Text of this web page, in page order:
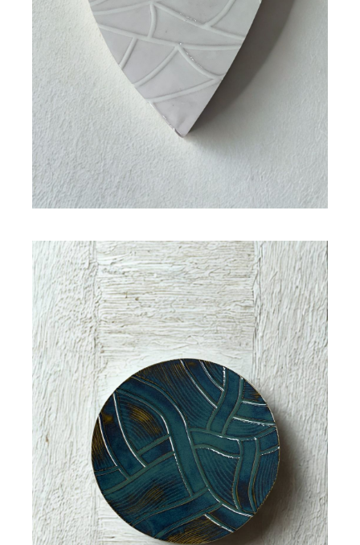
Plaque décorative en céramique
SOFY
100,00€